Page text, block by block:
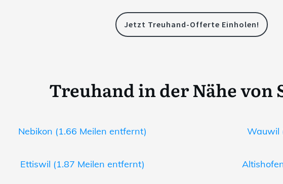
Jetzt Treuhand-Offerte Einholen!
Treuhand in der Nähe von
Nebikon (1.66 Meilen entfernt) Wauwil
Ettiswil (1.87 Meilen entfernt)